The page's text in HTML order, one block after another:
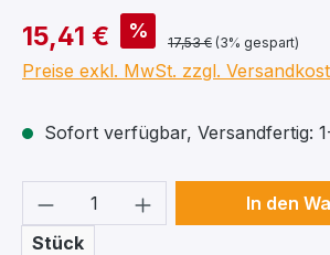
15,41 € %
17,53 € (3% gespart)
Preise exkl. MwSt. zzgl.
Sofort verfügbar, Versandfertig:
Produkt Anzahl: Gib
Stück
In den